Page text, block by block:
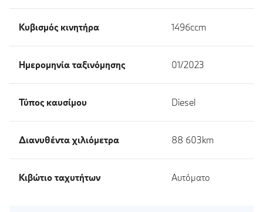
Κυβισμός κινητήρα 1496ccm
Ημερομηνία ταξινόμησης 01/2023
Τύπος καυσίμου Diesel
Διανυθέντα χιλιόμετρα 88 603km
Κιβώτιο ταχυτήτων Αυτόματο